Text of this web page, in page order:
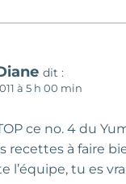
dit :
à 5 h 00 min
ce no. 4 du
recettes à faire
l’équipe, tu es